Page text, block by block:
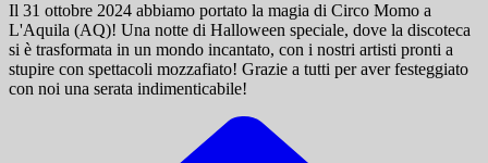
Il 31 ottobre 2024 abbiamo portato la magia di Circo Momo a
L'Aquila (AQ)! Una notte di Halloween speciale, dove la discoteca
si è trasformata in un mondo incantato, con i nostri artisti pronti a
stupire con spettacoli mozzafiato! Grazie a tutti per aver festeggiato
con noi una serata indimenticabile!